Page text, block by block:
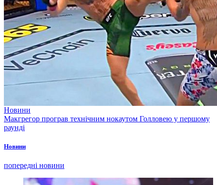
Новини
Макгрегор програв технічним нокаутом Голловею у першому
раунді
Новини
попередні новини